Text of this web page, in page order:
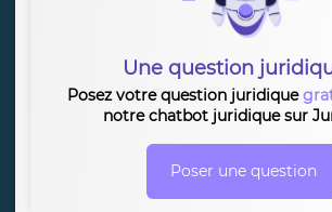
Une question
Posez votre question juridique
notre chatbot juridique sur
Poser une question